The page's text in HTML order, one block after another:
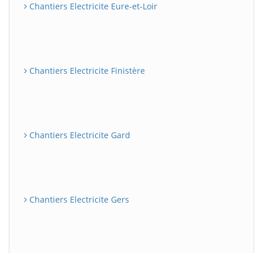
Chantiers Electricite Eure-et-Loir
Chantiers Electricite Finistère
Chantiers Electricite Gard
Chantiers Electricite Gers